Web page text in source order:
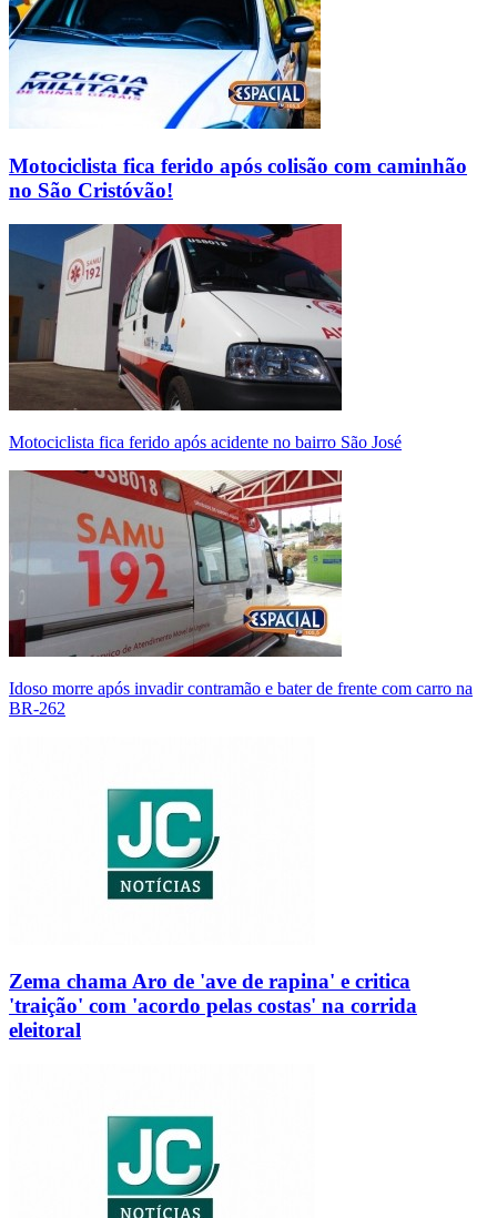
Motociclista fica ferido após colisão com caminhão
no São Cristóvão!
Motociclista fica ferido após acidente no bairro São José
Idoso morre após invadir contramão e bater de frente com carro na
BR-262
Zema chama Aro de 'ave de rapina' e critica
'traição' com 'acordo pelas costas' na corrida
eleitoral